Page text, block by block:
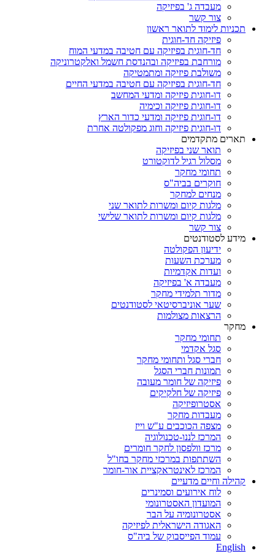
מעבדה ג' בפיזיקה
צור קשר
תכניות לימוד לתואר ראשון
פיזיקה חד-חוגית
חד-חוגית בפיזיקה עם חטיבה במדעי המוח
מורחבת בפיזיקה ובהנדסת חשמל ואלקטרוניקה
משולבת פיזיקה ומתמטיקה
חד-חוגית בפיזיקה עם חטיבה במדעי החיים
דו-חוגית פיזיקה ומדעי המחשב
דו-חוגית פיזיקה וכימיה
דו-חוגית פיזיקה ומדעי כדור הארץ
דו-חוגית פיזיקה וחוג מפקולטה אחרת
תארים מתקדמים
תואר שני בפיזיקה
מסלול רגיל לדוקטורט
תחומי מחקר
חוקרים בביה"ס
מנחים למחקר
מלגות קיום ומשרות לתואר שני
מלגות קיום ומשרות לתואר שלישי
צור קשר
מידע לסטודנטים
ידיעון הפקולטה
מערכת השעות
ועדות אקדמיות
מעבדה א' בפיזיקה
מדור תלמידי מחקר
שער אוניברסיטאי לסטודנטים
הרצאות מצולמות
מחקר
תחומי מחקר
סגל אקדמי
חברי סגל ותחומי מחקר
תמונות חברי הסגל
פיזיקה של חומר מעובה
פיזיקה של חלקיקים
אסטרופיזיקה
מעבדות מחקר
מצפה הכוכבים ע"ש וייז
המרכז לננו-טכנולוגיה
מרכז וולפסון לחקר חומרים
השתתפות במרכזי מחקר בחו"ל
המרכז לאינטראקציית אור-חומר
קהילה וחיים מדעיים
לוח אירועים וסמינרים
המועדון האסטרונומי
אסטרונומיה על הבר
האגודה הישראלית לפיזיקה
עמוד הפייסבוק של ביה"ס
English